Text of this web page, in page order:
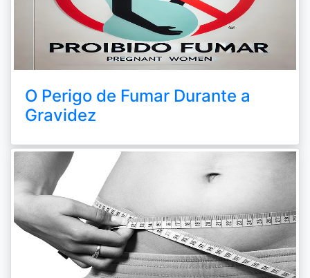
O Perigo de Fumar Durante a
Gravidez